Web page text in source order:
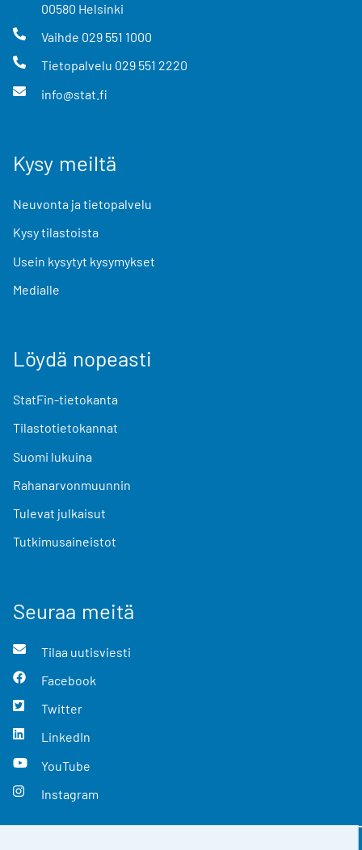
00580 Helsinki
Vaihde 029 551 1000
Tietopalvelu 029 551 2220
info@stat.fi
Kysy meiltä
Neuvonta ja tietopalvelu
Kysy tilastoista
Usein kysytyt kysymykset
Medialle
Löydä nopeasti
StatFin-tietokanta
Tilastotietokannat
Suomi lukuina
Rahanarvonmuunnin
Tulevat julkaisut
Tutkimusaineistot
Seuraa meitä
Tilaa uutisviesti
Facebook
Twitter
LinkedIn
YouTube
Instagram